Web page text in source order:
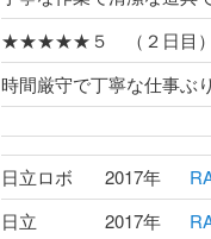
★★★★★５ （２日目）
時間厳守で丁寧な仕事ぶ
日立ロボ 2017年
日立
2017年